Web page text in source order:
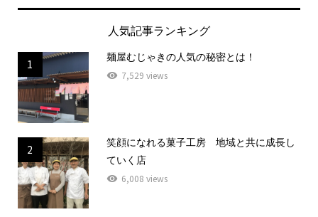
人気記事ランキング
1
麺屋むじゃきの人気の秘密とは！
7,529 views
2
笑顔になれる菓子工房 地域と共に成長し
ていく店
6,008 views